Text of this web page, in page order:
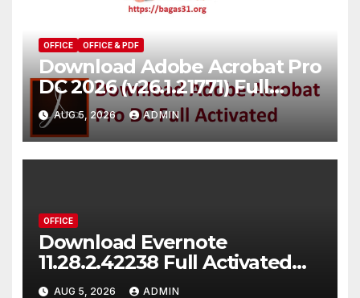
OFFICE OFFICE & PDF
Download Adobe Acrobat Pro
DC 2026 (v26.1.21771) Full
Version [Terbaru]
AUG 5, 2026 ADMIN
OFFICE
Download Evernote
11.28.2.42238 Full Activated
[2026]
AUG 5, 2026 ADMIN